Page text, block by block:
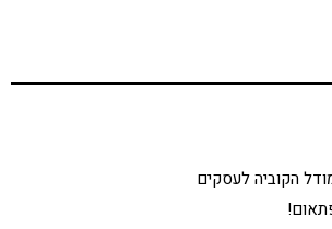
הקוביה לעסקים